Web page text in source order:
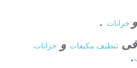
و خزانات .
فى تنظيف مكيفات و خزانات
.